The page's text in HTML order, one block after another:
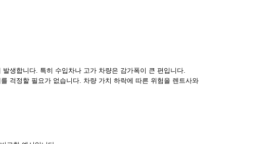
생합니다. 특히 수입차나 고가 차량은 감가폭이 큰 편입니다.
걱정할 필요가 없습니다. 차량 가치 하락에 따른 위험을 렌트사와